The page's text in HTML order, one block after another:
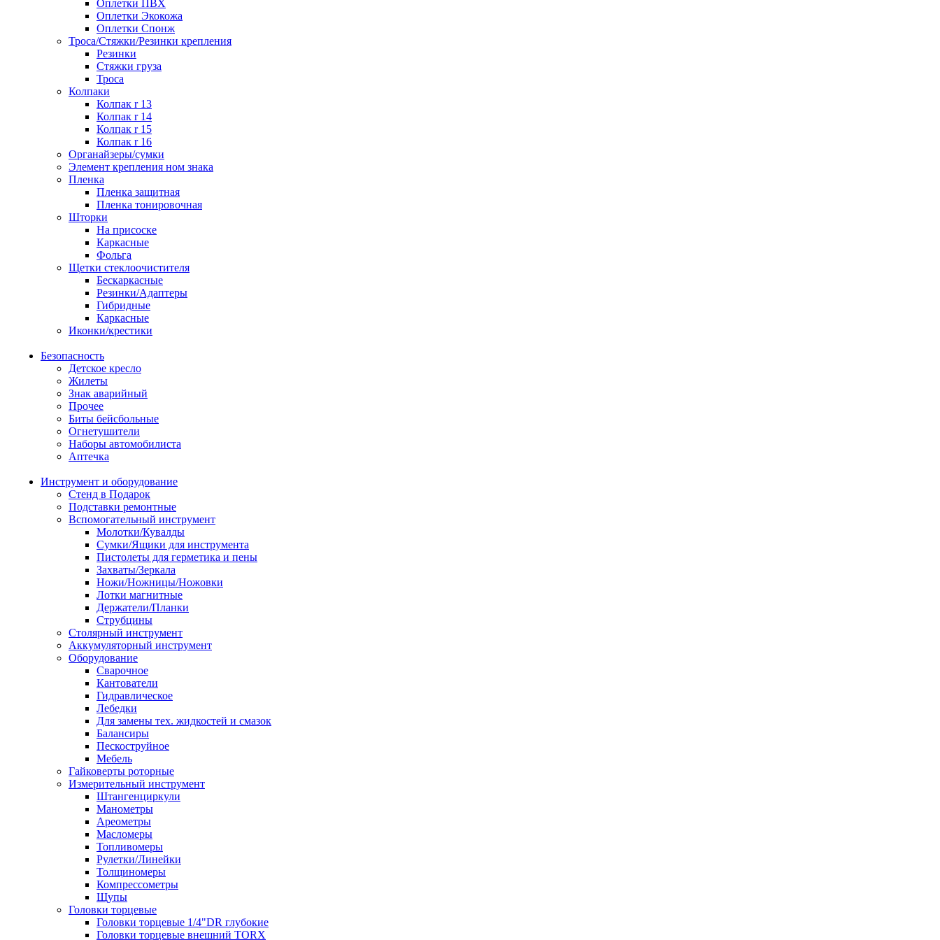
Оплетки ПВХ
Оплетки Экокожа
Оплетки Спонж
Троса/Стяжки/Резинки крепления
Резинки
Стяжки груза
Троса
Колпаки
Колпак r 13
Колпак r 14
Колпак r 15
Колпак r 16
Органайзеры/сумки
Элемент крепления ном знака
Пленка
Пленка защитная
Пленка тонировочная
Шторки
На присоске
Каркасные
Фольга
Щетки стеклоочистителя
Бескаркасные
Резинки/Адаптеры
Гибридные
Каркасные
Иконки/крестики
Безопасность
Детское кресло
Жилеты
Знак аварийный
Прочее
Биты бейсбольные
Огнетушители
Наборы автомобилиста
Аптечка
Инструмент и оборудование
Стенд в Подарок
Подставки ремонтные
Вспомогательный инструмент
Молотки/Кувалды
Сумки/Ящики для инструмента
Пистолеты для герметика и пены
Захваты/Зеркала
Ножи/Ножницы/Ножовки
Лотки магнитные
Держатели/Планки
Струбцины
Столярный инструмент
Аккумуляторный инструмент
Оборудование
Сварочное
Кантователи
Гидравлическое
Лебедки
Для замены тех. жидкостей и смазок
Балансиры
Пескоструйное
Мебель
Гайковерты роторные
Измерительный инструмент
Штангенциркули
Манометры
Ареометры
Масломеры
Топливомеры
Рулетки/Линейки
Толщиномеры
Компрессометры
Щупы
Головки торцевые
Головки торцевые 1/4"DR глубокие
Головки торцевые внешний TORX